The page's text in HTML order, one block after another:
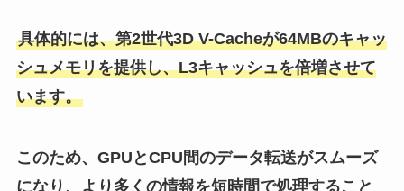
具体的には、第2世代3D V-Cacheが64MBのキャッ
シュメモリを提供し、L3キャッシュを倍増させて
います。
このため、GPUとCPU間のデータ転送がスムーズ
になり、より多くの情報を短時間で処理すること